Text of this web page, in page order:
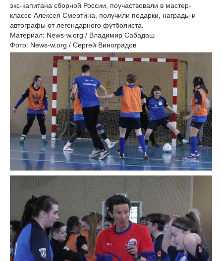
экс-капитана сборной России, поучаствовали в мастер-
классе Алексея Смертина, получили подарки, награды и
автографы от легендарного футболиста.
Материал: News-w.org / Владимир Сабадаш
Фото: News-w.org / Сергей Виноградов